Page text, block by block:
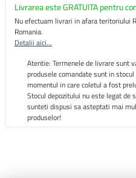
Livrarea este GRATUITA pentru
Nu efectuam livrari in afara teritoriului
Romania.
Detalii aici...
Atentie: Termenele de livrare sunt
produsele comandate sunt in
momentul in care coletul a fost
Stocul depozitului nu este legat de
sunteti dispusi sa asteptati mai
produselor!